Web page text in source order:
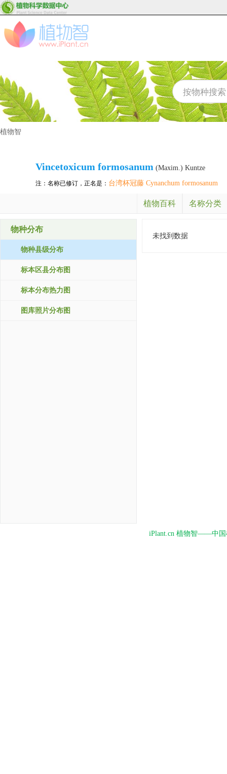
植物智
Vincetoxicum formosanum (Maxim.) Kuntze
注：名称已修订，正名是： 台湾杯冠藤 Cynanchum formosanum
植物百科 名称分类
物种分布
物种县级分布
标本区县分布图
标本分布热力图
图库照片分布图
未找到数据
iPlant.cn 植物智——中国